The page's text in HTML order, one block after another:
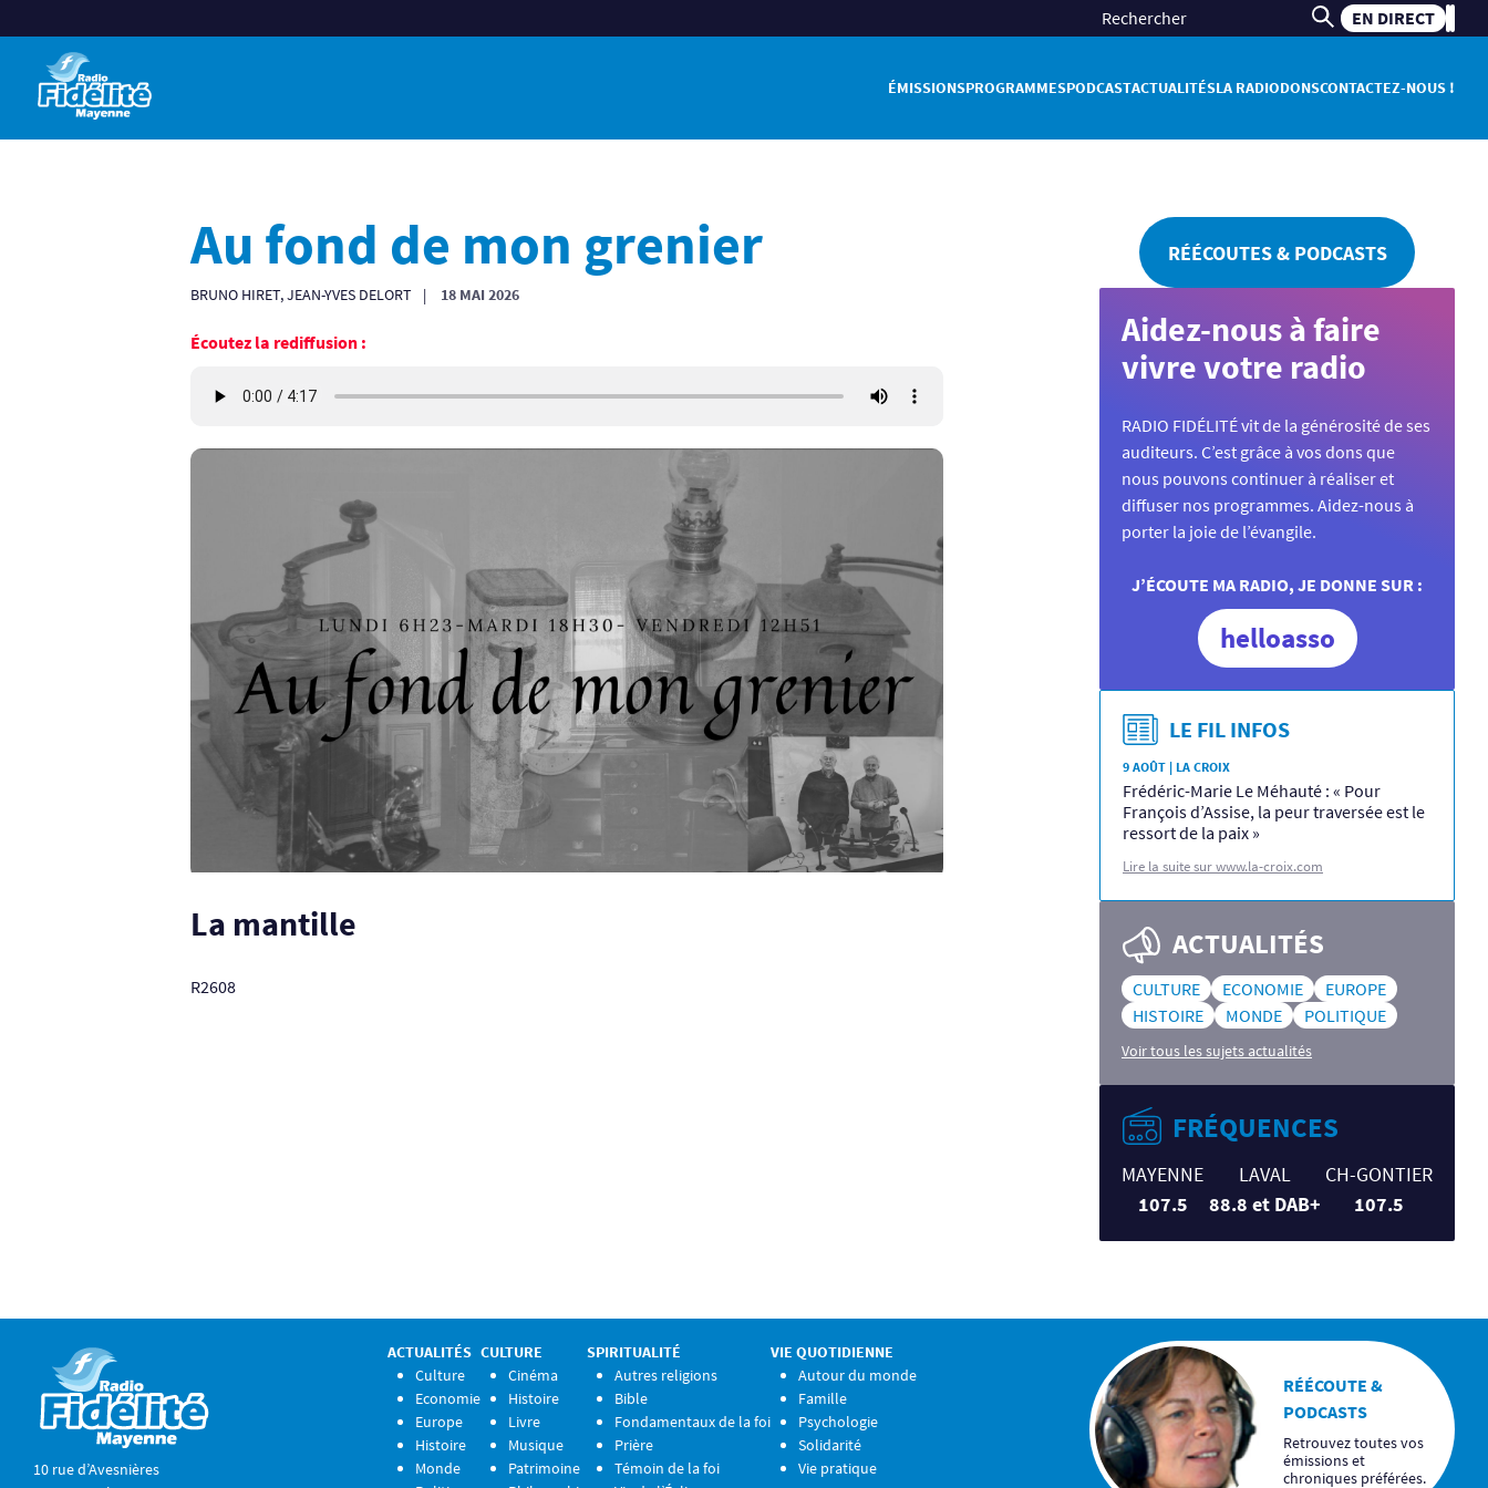
EN DIRECT
ÉMISSIONSPROGRAMMESPODCASTACTUALITÉSLA RADIODONSCONTACTEZ-NOUS !
Au fond de mon grenier
BRUNO HIRET, JEAN-YVES DELORT 18 MAI 2026
Écoutez la rediffusion :
La mantille
R2608
RÉÉCOUTES & PODCASTS
Aidez-nous à faire
vivre votre radio
RADIO FIDÉLITÉ vit de la générosité de ses
auditeurs. C’est grâce à vos dons que
nous pouvons continuer à réaliser et
diffuser nos programmes. Aidez-nous à
porter la joie de l’évangile.
J’ÉCOUTE MA RADIO, JE DONNE SUR :
helloasso
LE FIL INFOS
9 AOÛT | LA CROIX
Frédéric-Marie Le Méhauté : « Pour
François d’Assise, la peur traversée est le
ressort de la paix »
Lire la suite sur www.la-croix.com
ACTUALITÉS
CULTURE ECONOMIE
EUROPE
HISTOIRE
MONDE POLITIQUE
Voir tous les sujets actualités
FRÉQUENCES
MAYENNE
107.5
LAVAL
88.8 et DAB+
CH-GONTIER
107.5
10 rue d’Avesnières
ACTUALITÉS
Culture
Economie
Europe
Histoire
Monde
CULTURE
Cinéma
Histoire
Livre
Musique
Patrimoine
SPIRITUALITÉ
Autres religions
Bible
Fondamentaux de la foi
Prière
Témoin de la foi
VIE QUOTIDIENNE
Autour du monde
Famille
Psychologie
Solidarité
Vie pratique
RÉÉCOUTE &
PODCASTS
Retrouvez toutes vos
émissions et
chroniques préférées.